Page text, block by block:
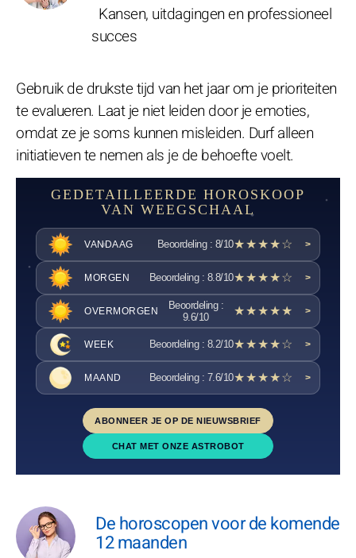
Kansen, uitdagingen en professioneel
succes
Gebruik de drukste tijd van het jaar om je prioriteiten
te evalueren. Laat je niet leiden door je emoties,
omdat ze je soms kunnen misleiden. Durf alleen
initiatieven te nemen als je de behoefte voelt.
GEDETAILLEERDE HOROSKOOP
VAN WEEGSCHAAL
VANDAAG Beoordeling : 8/10★★★★☆ >
MORGEN Beoordeling : 8.8/10★★★★☆ >
OVERMORGEN
Beoordeling :
9.6/10
★★★★★ >
WEEK Beoordeling : 8.2/10★★★★☆ >
MAAND Beoordeling : 7.6/10★★★★☆ >
ABONNEER JE OP DE NIEUWSBRIEF
CHAT MET ONZE ASTROBOT
De horoscopen voor de komende
12 maanden